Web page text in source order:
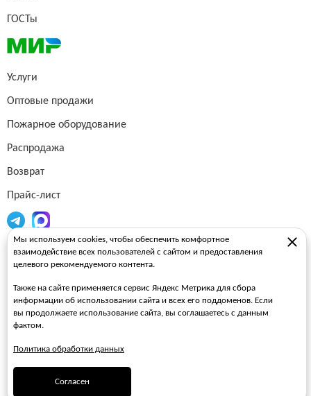
ГОСТы
Услуги
Оптовые продажи
Пожарное оборудование
Распродажа
Возврат
Прайс-лист
Огнетушители
Пожарные стволы
Пожарные шкафы
FAQ
Мы используем cookies, чтобы обеспечить комфортное
взаимодействие всех пользователей с сайтом и предоставления
целевого рекомендуемого контента.
Также на сайте применяется сервис Яндекс Метрика для сбора
информации об использовании сайта и всех его поддоменов. Если
вы продолжаете использование сайта, вы соглашаетесь с данным
фактом.
Политика обработки данных
Согласен